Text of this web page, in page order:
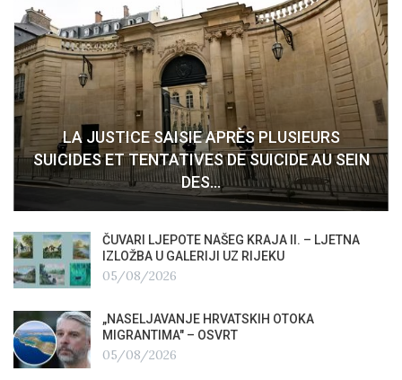
LA JUSTICE SAISIE APRÈS PLUSIEURS
SUICIDES ET TENTATIVES DE SUICIDE AU SEIN
DES…
ČUVARI LJEPOTE NAŠEG KRAJA II. – LJETNA
IZLOŽBA U GALERIJI UZ RIJEKU
05/08/2026
„NASELJAVANJE HRVATSKIH OTOKA
MIGRANTIMA″ – OSVRT
05/08/2026